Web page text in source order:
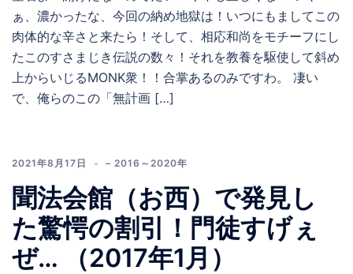
ぁ、濃かったな、今回の納め地獄は！いつにもましてこの
肉体的な辛さと来たら！そして、相応和尚をモチーフにし
たこのすさまじき伝説の数々！それを教養を駆使して斜め
上からいじるMONK衆！！合掌あるのみですわ。 凄い
で、俺らのこの「無計画 […]
2021年8月17日 – 2016～2020年
聞法会館（お西）で発見し
た驚愕の割引！門徒すげぇ
ぜ… （2017年1月）